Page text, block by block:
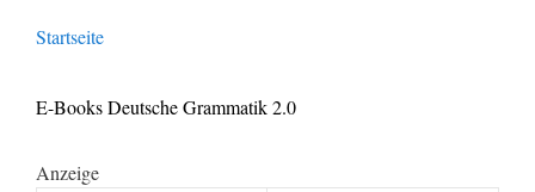
Startseite
E-Books Deutsche Grammatik 2.0
Anzeige